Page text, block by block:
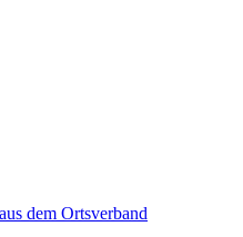
dem Ortsverband